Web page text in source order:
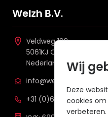
Welzh B.V.
Veldweg 109
5061KJ Oisterwijk
Nederland
info@welzh.nl
+31 (0)6 26 51 83 20
Wij
Deze
cookies
verbeteren.